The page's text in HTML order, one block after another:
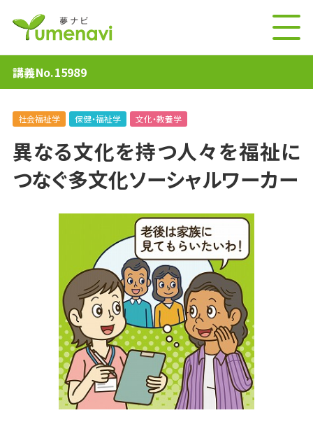
講義No.15989
社会福祉学 保健・福祉学 文化・教養学
異なる文化を持つ人々を福祉に
つなぐ多文化ソーシャルワーカー